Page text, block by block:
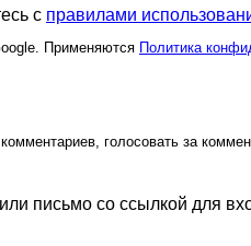
с правилами
Применяются Политика
голосовать за
письмо со ссылкой для